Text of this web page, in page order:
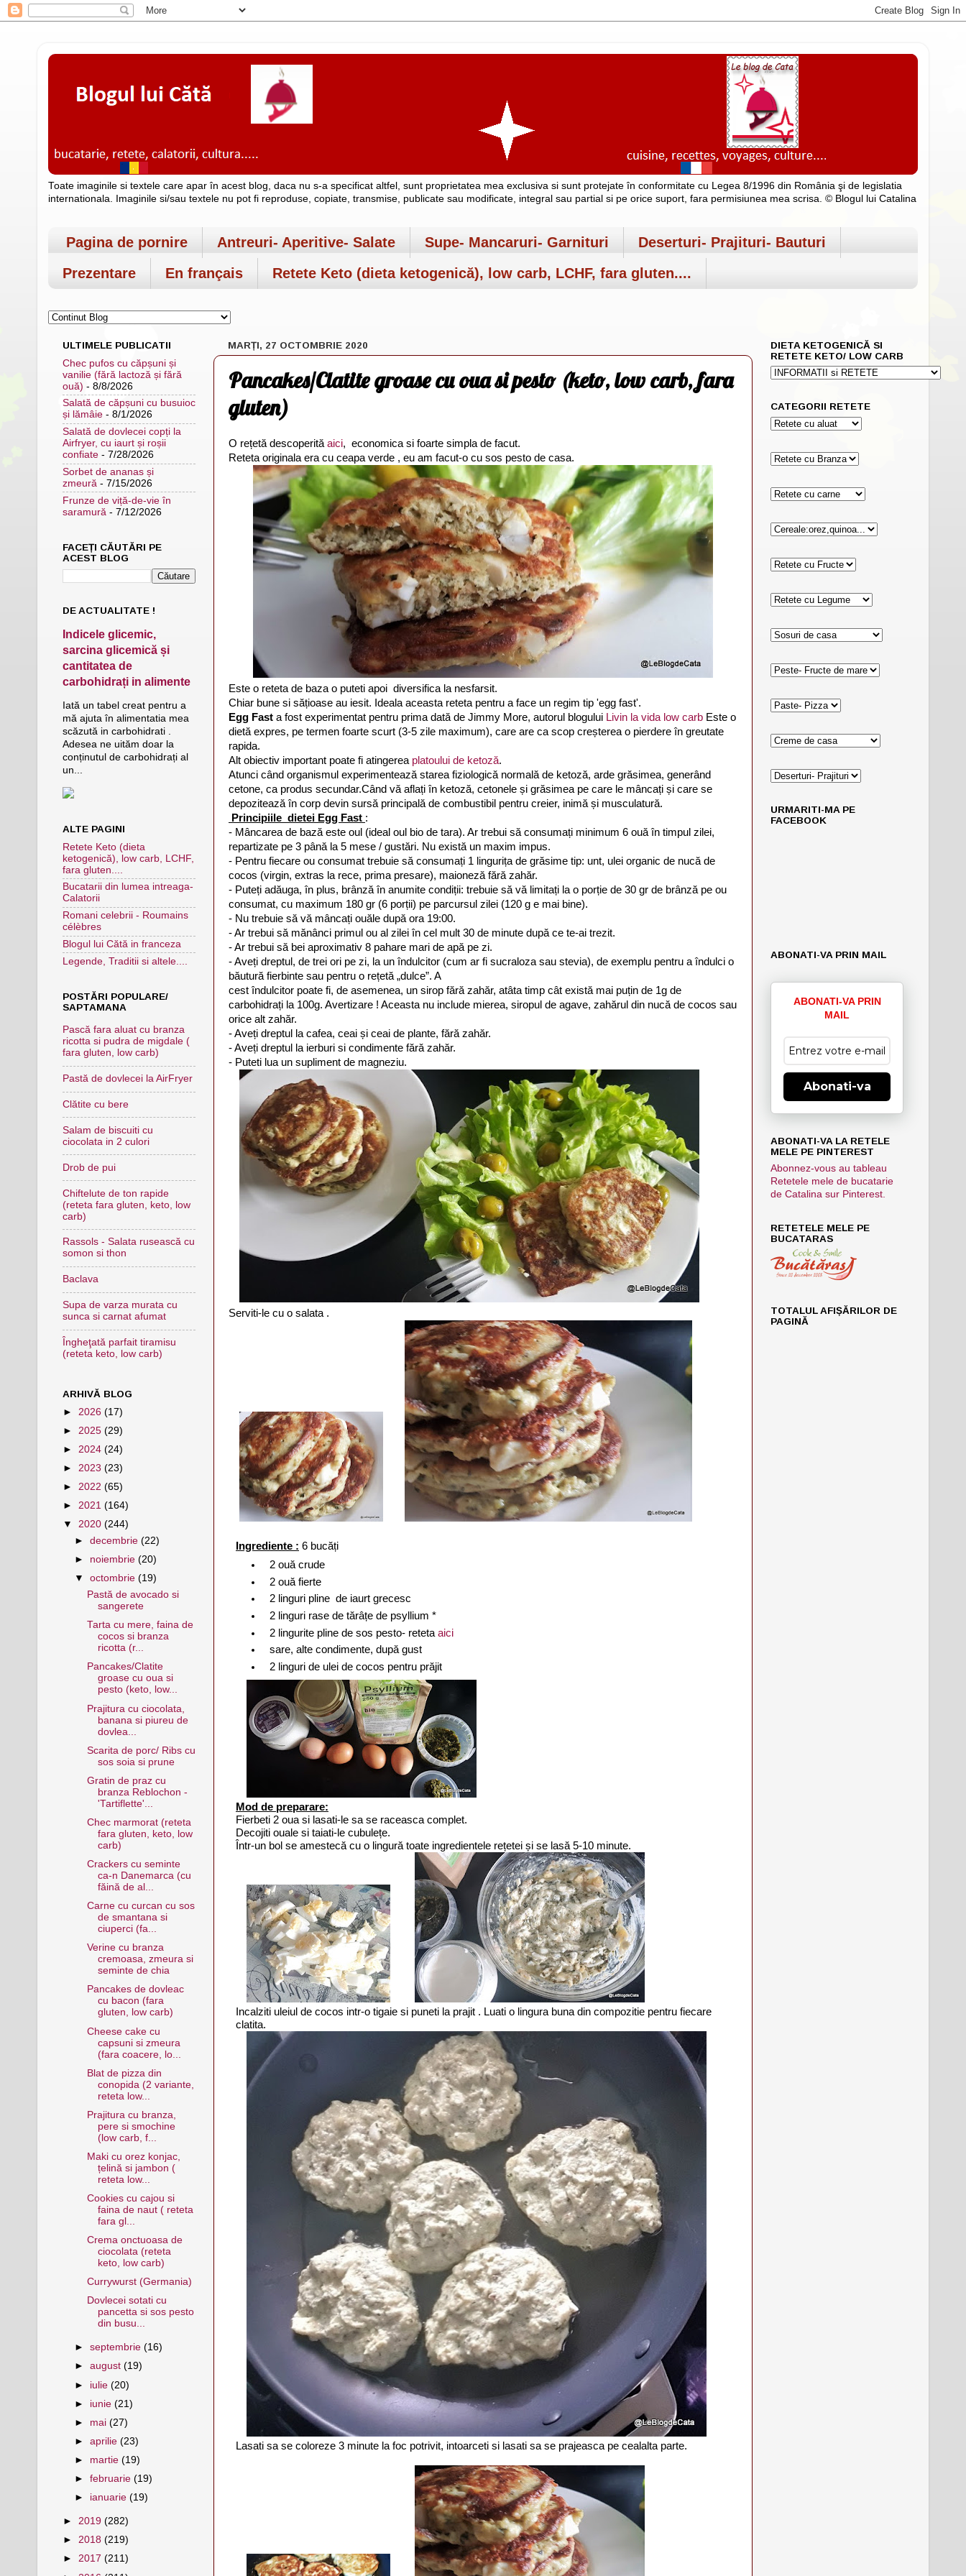
Toate imaginile si textele care apar în acest blog, daca nu s-a specificat altfel, sunt proprietatea mea exclusiva si sunt protejate în conformitate cu Legea 8/1996 din România şi de legislatia
internationala. Imaginile si/sau textele nu pot fi reproduse, copiate, transmise, publicate sau modificate, integral sau partial si pe orice suport, fara permisiunea mea scrisa. © Blogul lui Catalina
Pagina de pornire Antreuri- Aperitive- Salate Supe- Mancaruri- Garnituri
Deserturi- Prajituri- Bauturi
Prezentare
En français Retete Keto (dieta ketogenică), low carb, LCHF, fara gluten....
MARȚI, 27 OCTOMBRIE 2020
Pancakes/Clatite groase cu oua si pesto (keto, low carb, fara
gluten)
O rețetă descoperită aici, economica si foarte simpla de facut.
Reteta originala era cu ceapa verde , eu am facut-o cu sos pesto de casa.
Este o reteta de baza o puteti apoi diversifica la nesfarsit.
Chiar bune si sățioase au iesit. Ideala aceasta reteta pentru a face un regim tip 'egg fast'.
Egg Fast a fost experimentat pentru prima dată de Jimmy More, autorul blogului Livin la vida low carb Este o
dietă expres, pe termen foarte scurt (3-5 zile maximum), care are ca scop creșterea o pierdere în greutate
rapida.
Alt obiectiv important poate fi atingerea platoului de ketoză.
Atunci când organismul experimentează starea fiziologică normală de ketoză, arde grăsimea, generând
cetone, ca produs secundar.Când vă aflați în ketoză, cetonele și grăsimea pe care le mâncați și care se
depozitează în corp devin sursă principală de combustibil pentru creier, inimă și musculatură.
Principiile dietei Egg Fast :
- Mâncarea de bază este oul (ideal oul bio de tara). Ar trebui să consumați minimum 6 ouă în timpul zilei,
repartizate pe 3 până la 5 mese / gustări. Nu există un maxim impus.
- Pentru fiecare ou consumat trebuie să consumați 1 lingurița de grăsime tip: unt, ulei organic de nucă de
cocos (virgin, extras la rece, prima presare), maioneză fără zahăr.
- Puteți adăuga, în plus, brânză în anumite condiții: trebuie să vă limitați la o porție de 30 gr de brânză pe ou
consumat, cu maximum 180 gr (6 porții) pe parcursul zilei (120 g e mai bine).
- Nu trebuie să vă mâncați ouăle după ora 19:00.
- Ar trebui să mănânci primul ou al zilei în cel mult 30 de minute după ce te-ai trezit.
- Ar trebui să bei aproximativ 8 pahare mari de apă pe zi.
- Aveți dreptul, de trei ori pe zi, la un îndulcitor (cum ar fi sucraloza sau stevia), de exemplu pentru a îndulci o
băutură fierbinte sau pentru o rețetă „dulce”. A
cest îndulcitor poate fi, de asemenea, un sirop fără zahăr, atâta timp cât există mai puțin de 1g de
carbohidrați la 100g. Avertizare ! Aceasta nu include mierea, siropul de agave, zahărul din nucă de cocos sau
orice alt zahăr.
- Aveți dreptul la cafea, ceai și ceai de plante, fără zahăr.
- Aveți dreptul la ierburi si condimente fără zahăr.
- Puteti lua un supliment de magneziu.
Serviti-le cu o salata .
Ingrediente : 6 bucăți
2 ouă crude
2 ouă fierte
2 linguri pline de iaurt grecesc
2 linguri rase de tărâțe de psyllium *
2 lingurite pline de sos pesto- retetaaici
sare, alte condimente, după gust
2 linguri de ulei de cocos pentru prăjit
Mod de preparare:
Fierbeti 2 oua si lasati-le sa se raceasca complet.
Decojiti ouale si taiati-le cubulețe.
Într-un bol se amestecă cu o lingură toate ingredientele rețetei și se lasă 5-10 minute.
Incalziti uleiul de cocos intr-o tigaie si puneti la prajit . Luati o lingura buna din compozitie pentru fiecare
clatita.
Lasati sa se coloreze 3 minute la foc potrivit, intoarceti si lasati sa se prajeasca pe cealalta parte.
ULTIMELE PUBLICATII
Chec pufos cu căpșuni și
vanilie (fără lactoză și fără
ouă) - 8/8/2026
Salată de căpșuni cu busuioc
și lămâie - 8/1/2026
Salată de dovlecei copți la
Airfryer, cu iaurt și roșii
confiate - 7/28/2026
Sorbet de ananas și
zmeură - 7/15/2026
Frunze de viță-de-vie în
saramură - 7/12/2026
FACEȚI CĂUTĂRI PE
ACEST BLOG
DE ACTUALITATE !
Indicele glicemic,
sarcina glicemică și
cantitatea de
carbohidrați in alimente
Iată un tabel creat pentru a
mă ajuta în alimentatia mea
scăzută in carbohidrati .
Adesea ne uităm doar la
conținutul de carbohidrați al
un...
ALTE PAGINI
Retete Keto (dieta
ketogenică), low carb, LCHF,
fara gluten....
Bucatarii din lumea intreaga-
Calatorii
Romani celebrii - Roumains
célèbres
Blogul lui Cătă in franceza
Legende, Traditii si altele....
POSTĂRI POPULARE/
SAPTAMANA
Pască fara aluat cu branza
ricotta si pudra de migdale (
fara gluten, low carb)
Pastă de dovlecei la AirFryer
Clătite cu bere
Salam de biscuiti cu
ciocolata in 2 culori
Drob de pui
Chiftelute de ton rapide
(reteta fara gluten, keto, low
carb)
Rassols - Salata rusească cu
somon si thon
Baclava
Supa de varza murata cu
sunca si carnat afumat
Îngheţată parfait tiramisu
(reteta keto, low carb)
ARHIVĂ BLOG
► 2026 (17)
► 2025 (29)
► 2024 (24)
► 2023 (23)
► 2022 (65)
► 2021 (164)
▼ 2020 (244)
►decembrie(22)
► noiembrie(20)
▼octombrie(19)
Pastă de avocado si
sangerete
Tarta cu mere, faina de
cocos si branza
ricotta (r...
Pancakes/Clatite
groase cu oua si
pesto (keto, low...
Prajitura cu ciocolata,
banana si piureu de
dovlea...
Scarita de porc/ Ribs cu
sos soia si prune
Gratin de praz cu
branza Reblochon -
'Tartiflette'...
Chec marmorat (reteta
fara gluten, keto, low
carb)
Crackers cu seminte
ca-n Danemarca (cu
făină de al...
Carne cu curcan cu sos
de smantana si
ciuperci (fa...
Verine cu branza
cremoasa, zmeura si
seminte de chia
Pancakes de dovleac
cu bacon (fara
gluten, low carb)
Cheese cake cu
capsuni si zmeura
(fara coacere, lo...
Blat de pizza din
conopida (2 variante,
reteta low...
Prajitura cu branza,
pere si smochine
(low carb, f...
Maki cu orez konjac,
țelină si jambon (
reteta low...
Cookies cu cajou si
faina de naut ( reteta
fara gl...
Crema onctuoasa de
ciocolata (reteta
keto, low carb)
Currywurst (Germania)
Dovlecei sotati cu
pancetta si sos pesto
din busu...
►septembrie(16)
►august(19)
► iulie(20)
► iunie(21)
► mai(27)
►aprilie(23)
► martie(19)
►februarie(19)
► ianuarie(19)
► 2019 (282)
► 2018 (219)
► 2017 (211)
DIETA KETOGENICĂ SI
RETETE KETO/ LOW CARB
CATEGORII RETETE
URMARITI-MA PE
FACEBOOK
ABONATI-VA PRIN MAIL
ABONATI-VA PRIN
MAIL
Abonati-va
ABONATI-VA LA RETELE
MELE PE PINTEREST
Abonnez-vous au tableau
Retetele mele de bucatarie
de Catalina sur Pinterest.
RETETELE MELE PE
BUCATARAS
TOTALUL AFIȘĂRILOR DE
PAGINĂ